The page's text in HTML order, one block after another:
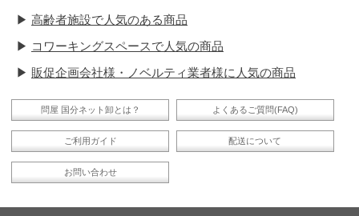
▶ 高齢者施設で人気のある商品
▶ コワーキングスペースで人気の商品
▶ 販促企画会社様・ノベルティ業者様に人気の商品
問屋 国分ネット卸とは？ よくあるご質問(FAQ)
ご利用ガイド 配送について
お問い合わせ